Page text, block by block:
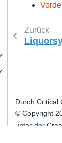
Zurück
Durch Critical
© Copyright
unter der